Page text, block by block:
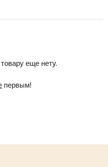
еще нету.
первым!